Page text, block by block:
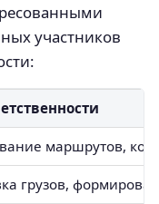
участников
маршрутов,
грузов,